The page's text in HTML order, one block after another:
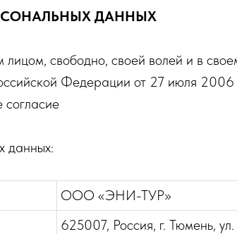
ДАННЫХ
свободно, своей волей и в
Федерации от 27 июля
данных:
ООО «ЭНИ-ТУР»
625007, Россия, г. Тюмень,